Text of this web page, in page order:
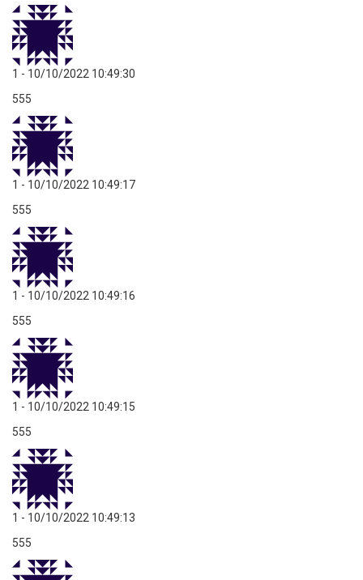
1 - 10/10/2022 10:49:30
555
1 - 10/10/2022 10:49:17
555
1 - 10/10/2022 10:49:16
555
1 - 10/10/2022 10:49:15
555
1 - 10/10/2022 10:49:13
555